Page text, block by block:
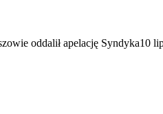
oddalił apelację Syndyka10